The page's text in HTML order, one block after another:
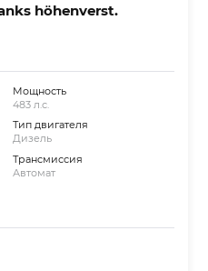
höhenverst.
Мощность
483 л.с.
Тип двигателя
Дизель
Трансмиссия
Автомат